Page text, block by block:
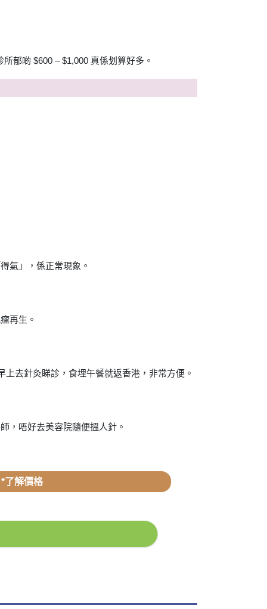
郁啲 $600 – $1,000 真係划算好多。
氣」，係正常現象。
再生。
去針灸睇診，食埋午餐就返香港，非常方便。
，唔好去美容院隨便搵人針。
*了解價格